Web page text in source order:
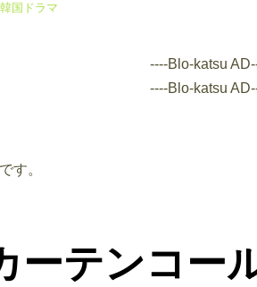
韓国ドラマ
----Blo-katsu
----Blo-katsu
す。
ーテンコー